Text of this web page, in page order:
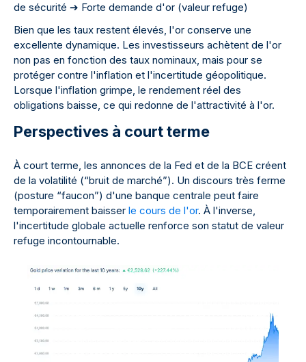
de sécurité ➔ Forte demande d'or (valeur refuge)
Bien que les taux restent élevés, l'or conserve une
excellente dynamique. Les investisseurs achètent de l'or
non pas en fonction des taux nominaux, mais pour se
protéger contre l'inflation et l'incertitude géopolitique.
Lorsque l'inflation grimpe, le rendement réel des
obligations baisse, ce qui redonne de l'attractivité à l'or.
Perspectives à court terme
À court terme, les annonces de la Fed et de la BCE créent
de la volatilité (“bruit de marché”). Un discours très ferme
(posture “faucon”) d'une banque centrale peut faire
temporairement baisser le cours de l'or. À l'inverse,
l'incertitude globale actuelle renforce son statut de valeur
refuge incontournable.